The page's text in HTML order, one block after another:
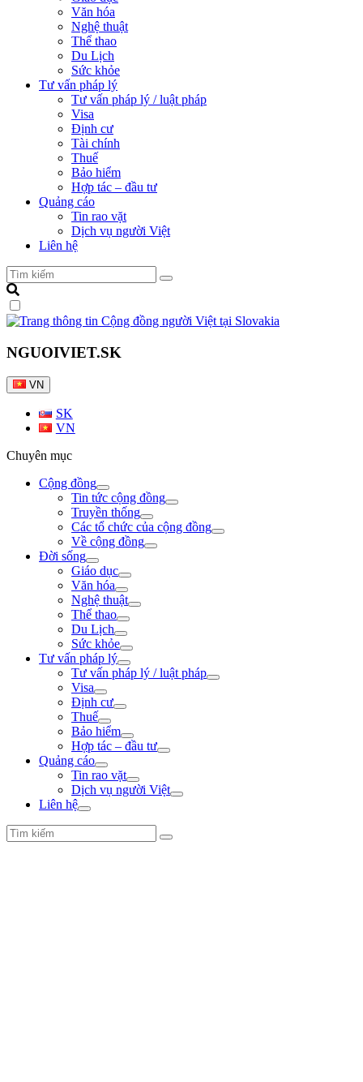
Văn hóa
Nghệ thuật
Thể thao
Du Lịch
Sức khỏe
Tư vấn pháp lý
Tư vấn pháp lý / luật pháp
Visa
Định cư
Tài chính
Thuế
Bảo hiểm
Hợp tác – đầu tư
Quảng cáo
Tin rao vặt
Dịch vụ người Việt
Liên hệ
NGUOIVIET.SK
VN
SK
VN
Chuyên mục
Cộng đồng
Tin tức cộng đồng
Truyền thống
Các tổ chức của cộng đồng
Về cộng đồng
Đời sống
Giáo dục
Văn hóa
Nghệ thuật
Thể thao
Du Lịch
Sức khỏe
Tư vấn pháp lý
Tư vấn pháp lý / luật pháp
Visa
Định cư
Thuế
Bảo hiểm
Hợp tác – đầu tư
Quảng cáo
Tin rao vặt
Dịch vụ người Việt
Liên hệ